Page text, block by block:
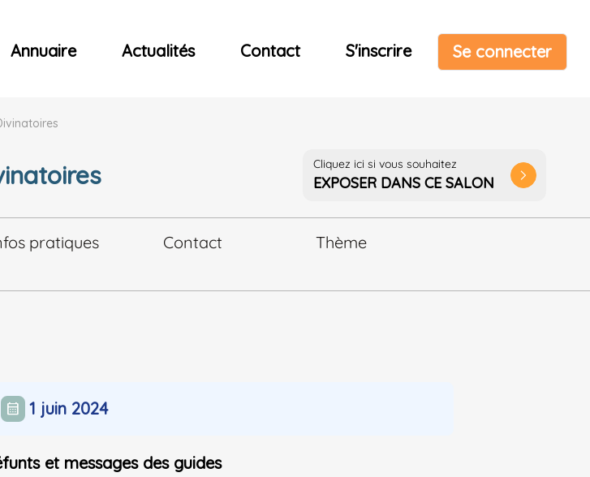
Annuaire Actualités Contact S'inscrire Se connecter
Cliquez ici si vous souhaitez
EXPOSER DANS CE SALON arrow_forward_ios
pratiques Contact Thème
calendar_month 1 juin 2024
et messages des guides